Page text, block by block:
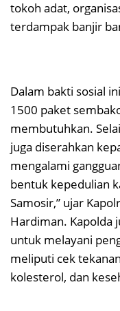
tokoh adat,
terdampak banjir
Dalam bakti sosial
1500 paket
membutuhkan.
juga diserahkan
mengalami
bentuk kepedulian
Samosir,” ujar
Hardiman. Kapolda
untuk melayani
meliputi cek
kolesterol, dan